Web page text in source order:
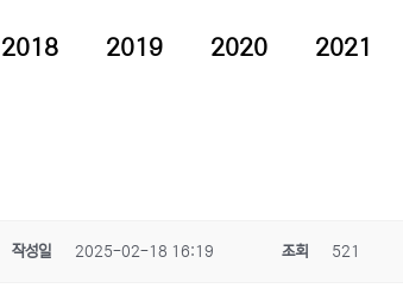
2018 2019 2020 2021
작성일 2025-02-18 16:19 조회 521